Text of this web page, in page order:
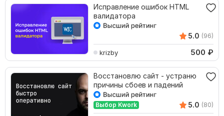
Исправление ошибок HTML
валидатора
5.0 (96)
krizby 500 ₽
Восстановлю сайт - устраню
причины сбоев и падений
Выбор Kwork 5.0 (80)